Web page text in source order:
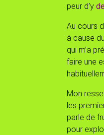
peur d’y
Au cours
à cause
qui m’a
faire une
Mon
les
parle de
pour